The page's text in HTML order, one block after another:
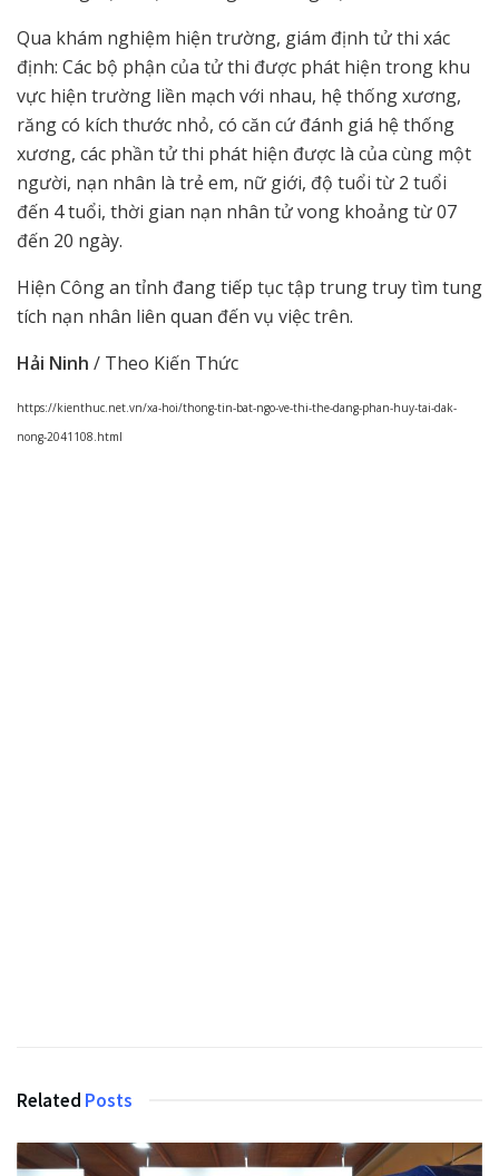
Qua khám nghiệm hiện trường, giám định tử thi xác
định: Các bộ phận của tử thi được phát hiện trong khu
vực hiện trường liền mạch với nhau, hệ thống xương,
răng có kích thước nhỏ, có căn cứ đánh giá hệ thống
xương, các phần tử thi phát hiện được là của cùng một
người, nạn nhân là trẻ em, nữ giới, độ tuổi từ 2 tuổi
đến 4 tuổi, thời gian nạn nhân tử vong khoảng từ 07
đến 20 ngày.
Hiện Công an tỉnh đang tiếp tục tập trung truy tìm tung
tích nạn nhân liên quan đến vụ việc trên.
Hải Ninh / Theo Kiến Thức
https://kienthuc.net.vn/xa-hoi/thong-tin-bat-ngo-ve-thi-the-dang-phan-huy-tai-dak-
nong-2041108.html
Related Posts